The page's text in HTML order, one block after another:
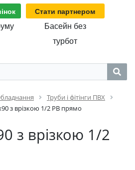
Стати партнером
Басейн без
турбот
Труби і фітінги ПВХ
з врізкою 1/2 РВ прямо
з врізкою 1/2